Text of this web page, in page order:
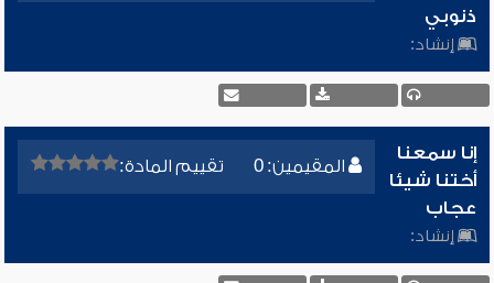
ذنوبي
إنشاد:
المقيمين: 0 تقييم المادة:
إنا سمعنا
أختنا شيئا
عجاب
إنشاد: